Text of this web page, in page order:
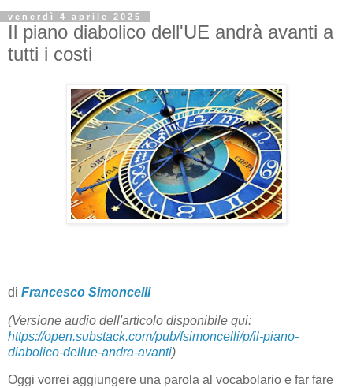
venerdì 4 aprile 2025
Il piano diabolico dell'UE andrà avanti a
tutti i costi
di Francesco Simoncelli
(Versione audio dell'articolo disponibile qui:
https://open.substack.com/pub/fsimoncelli/p/il-piano-
diabolico-dellue-andra-avanti)
Oggi vorrei aggiungere una parola al vocabolario e far fare